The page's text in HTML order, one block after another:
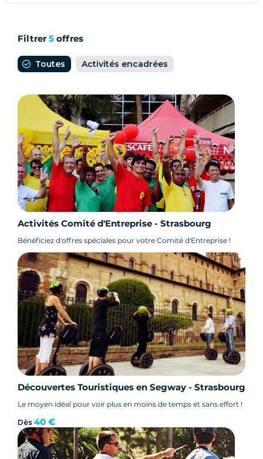
Filtrer5 offres
Toutes Activités encadrées
Activités Comité d'Entreprise - Strasbourg
Bénéficiez d'offres spéciales pour votre Comité d'Entreprise !
Découvertes Touristiques en Segway - Strasbourg
Le moyen idéal pour voir plus en moins de temps et sans effort !
Dès 40 €